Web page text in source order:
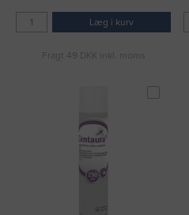
Læg i kurv
Fragt 49 DKK inkl. moms